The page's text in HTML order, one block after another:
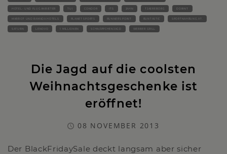
HOTEL- UND FLUGANBIETER TUI CONDOR ITS JAHN TJAEREBORG DORINT
MARRIOT UND RAMADA HOTELS PLANET SPORTS RUNNERS POINT RUNTASTIC SPORTNAHRUNG.AT.
SATURN LENOVO 1 MILLIONEN SCHNÄPPCHENJAGD WERBER GRILL
Die Jagd auf die coolsten
Weihnachtsgeschenke ist
eröffnet!
08 NOVEMBER 2013
Der BlackFridaySale deckt langsam aber sicher